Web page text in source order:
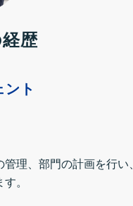
歴
ント
理、部門の計画を行い
。